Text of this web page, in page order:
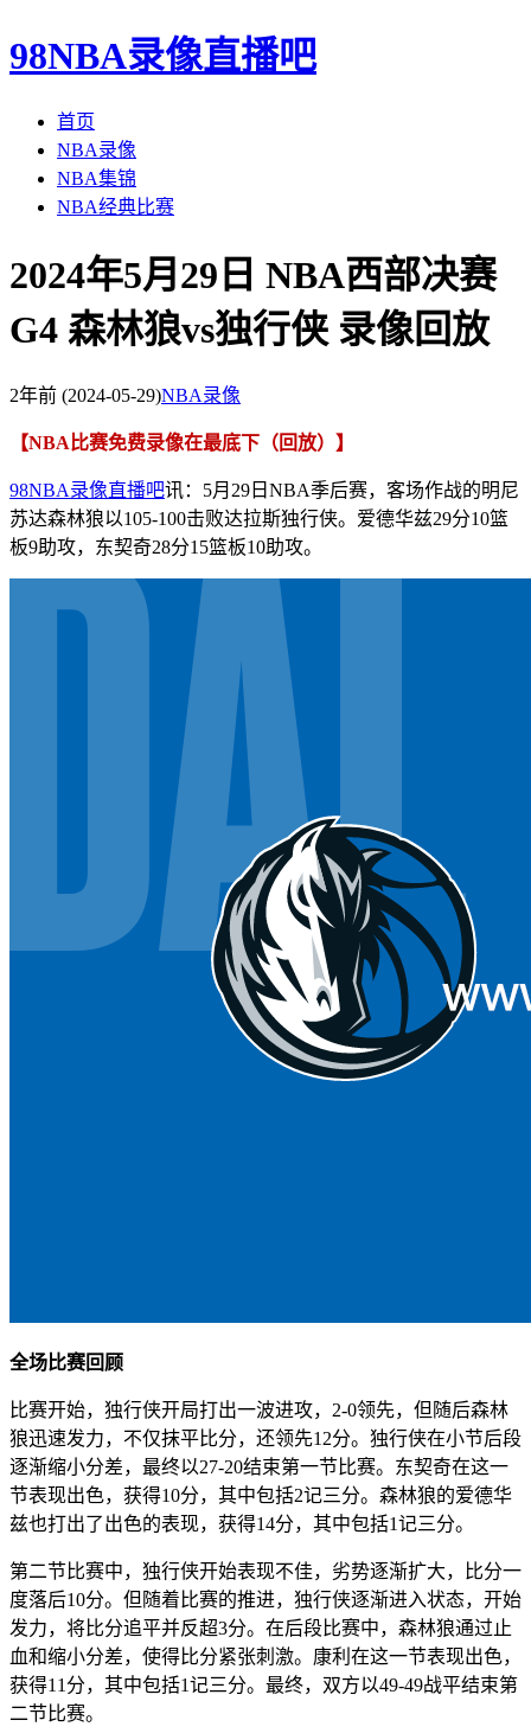
98NBA录像直播吧
首页
NBA录像
NBA集锦
NBA经典比赛
2024年5月29日 NBA西部决赛
G4 森林狼vs独行侠 录像回放
2年前 (2024-05-29)NBA录像
【NBA比赛免费录像在最底下（回放）】
98NBA录像直播吧讯：5月29日NBA季后赛，客场作战的明尼
苏达森林狼以105-100击败达拉斯独行侠。爱德华兹29分10篮
板9助攻，东契奇28分15篮板10助攻。
全场比赛回顾
比赛开始，独行侠开局打出一波进攻，2-0领先，但随后森林
狼迅速发力，不仅抹平比分，还领先12分。独行侠在小节后段
逐渐缩小分差，最终以27-20结束第一节比赛。东契奇在这一
节表现出色，获得10分，其中包括2记三分。森林狼的爱德华
兹也打出了出色的表现，获得14分，其中包括1记三分。
第二节比赛中，独行侠开始表现不佳，劣势逐渐扩大，比分一
度落后10分。但随着比赛的推进，独行侠逐渐进入状态，开始
发力，将比分追平并反超3分。在后段比赛中，森林狼通过止
血和缩小分差，使得比分紧张刺激。康利在这一节表现出色，
获得11分，其中包括1记三分。最终，双方以49-49战平结束第
二节比赛。